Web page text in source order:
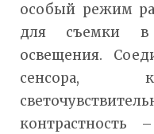
особый режим
для съемки в
освещения.
сенсора,